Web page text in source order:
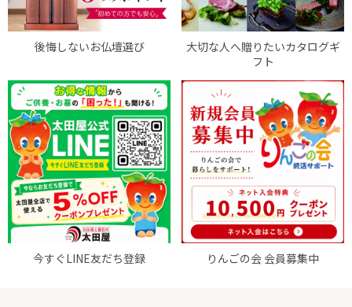
後悔しないお仏壇選び
大切な人へ贈りたいカタログギ
フト
今すぐLINE友だち登録 りんごの会 会員募集中